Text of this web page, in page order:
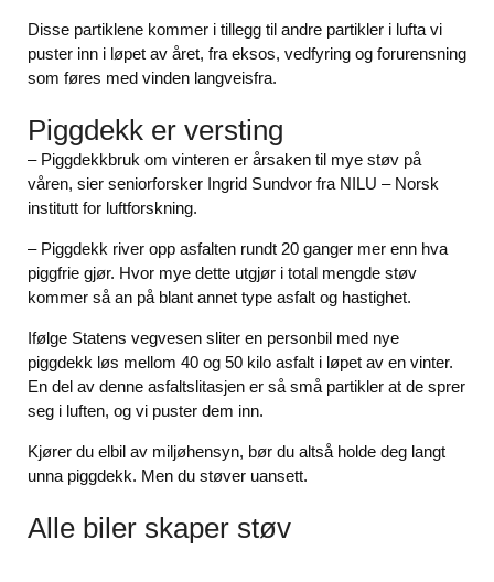
Disse partiklene kommer i tillegg til andre partikler i lufta vi
puster inn i løpet av året, fra eksos, vedfyring og forurensning
som føres med vinden langveisfra.
Piggdekk er versting
– Piggdekkbruk om vinteren er årsaken til mye støv på
våren, sier seniorforsker Ingrid Sundvor fra NILU – Norsk
institutt for luftforskning.
– Piggdekk river opp asfalten rundt 20 ganger mer enn hva
piggfrie gjør. Hvor mye dette utgjør i total mengde støv
kommer så an på blant annet type asfalt og hastighet.
Ifølge Statens vegvesen sliter en personbil med nye
piggdekk løs mellom 40 og 50 kilo asfalt i løpet av en vinter.
En del av denne asfaltslitasjen er så små partikler at de sprer
seg i luften, og vi puster dem inn.
Kjører du elbil av miljøhensyn, bør du altså holde deg langt
unna piggdekk. Men du støver uansett.
Alle biler skaper støv